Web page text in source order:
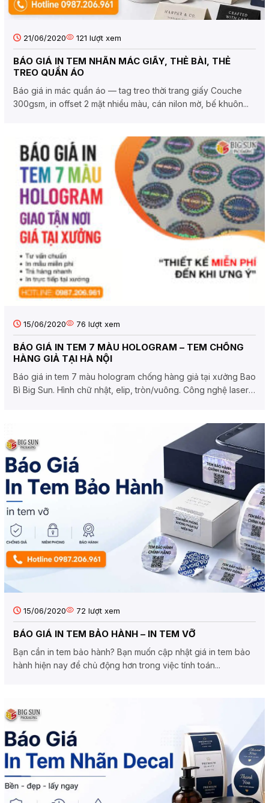
21/06/2020 121 lượt xem
BÁO GIÁ IN TEM NHÃN MÁC GIẤY, THẺ BÀI, THẺ
TREO QUẦN ÁO
Báo giá in mác quần áo — tag treo thời trang giấy Couche
300gsm, in offset 2 mặt nhiều màu, cán nilon mờ, bế khuôn...
15/06/2020 76 lượt xem
BÁO GIÁ IN TEM 7 MÀU HOLOGRAM – TEM CHỐNG
HÀNG GIẢ TẠI HÀ NỘI
Báo giá in tem 7 màu hologram chống hàng giả tại xưởng Bao
Bì Big Sun. Hình chữ nhật, elip, tròn/vuông. Công nghệ laser,
15/06/2020 72 lượt xem
BÁO GIÁ IN TEM BẢO HÀNH – IN TEM VỠ
Bạn cần in tem bảo hành? Bạn muốn cập nhật giá in tem bảo
hành hiện nay để chủ động hơn trong việc tính toán...